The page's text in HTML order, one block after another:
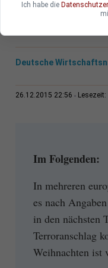
europäischen
Deutsche
26.12.2015 22:56 Lesezeit:
Im Folgenden:
In mehreren
es nach
in den nächsten
Terroranschlag
Weihnachten ist
Ich habe die